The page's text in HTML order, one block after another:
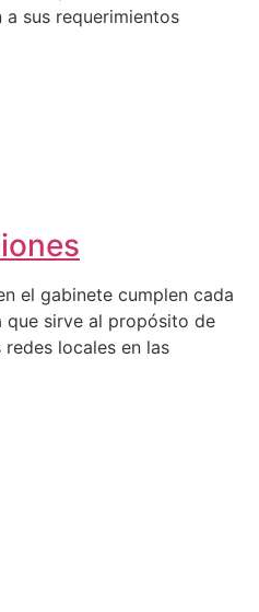
a sus requerimientos
el gabinete cumplen cada
que sirve al propósito de
locales en las